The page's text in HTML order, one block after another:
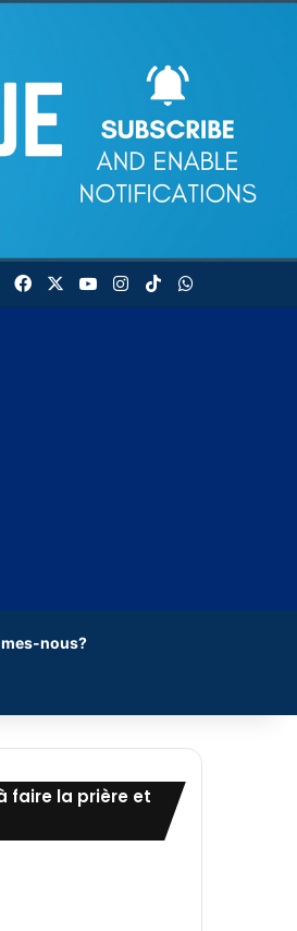
Facebook YouTubeInstagram
TikTok
nous?
faire la prière et